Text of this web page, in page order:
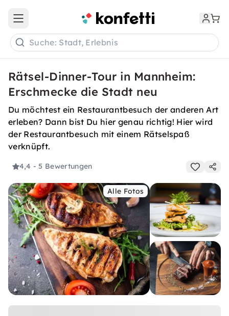
Open main menu
Suche: Stadt, Erlebnis
Rätsel-Dinner-Tour in Mannheim:
Erschmecke die Stadt neu
Du möchtest ein Restaurantbesuch der anderen Art
erleben? Dann bist Du hier genau richtig! Hier wird
der Restaurantbesuch mit einem Rätselspaß
verknüpft.
4,4 - 5 Bewertungen
Alle Fotos